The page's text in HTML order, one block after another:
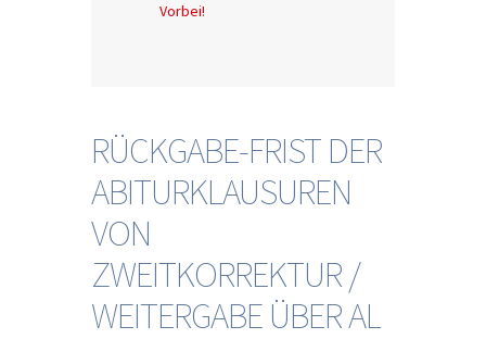
Vorbei!
RÜCKGABE-FRIST DER
ABITURKLAUSUREN
VON
ZWEITKORREKTUR /
WEITERGABE ÜBER AL